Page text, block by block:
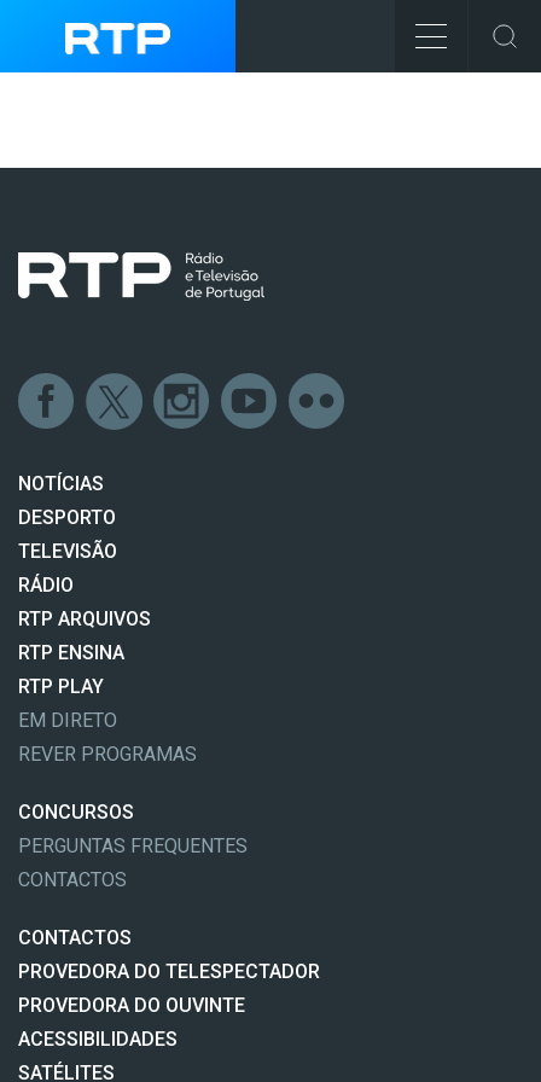
NOTÍCIAS
DESPORTO
TELEVISÃO
RÁDIO
RTP ARQUIVOS
RTP ENSINA
RTP PLAY
EM DIRETO
REVER PROGRAMAS
CONCURSOS
PERGUNTAS FREQUENTES
CONTACTOS
CONTACTOS
PROVEDORA DO TELESPECTADOR
PROVEDORA DO OUVINTE
ACESSIBILIDADES
SATÉLITES